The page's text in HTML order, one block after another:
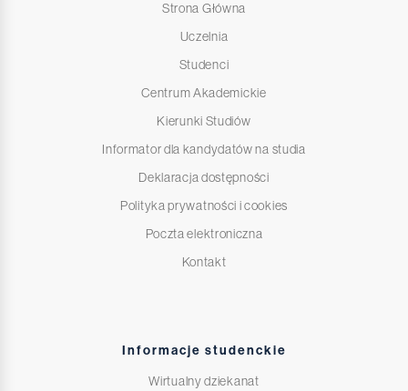
Strona Główna
Uczelnia
Studenci
Centrum Akademickie
Kierunki Studiów
Informator dla kandydatów na studia
Deklaracja dostępności
Polityka prywatności i cookies
Poczta elektroniczna
Kontakt
Informacje studenckie
Wirtualny dziekanat